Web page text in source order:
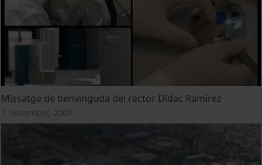
Missatge de benvinguda del rector Dídac Ramírez
1 November, 2009